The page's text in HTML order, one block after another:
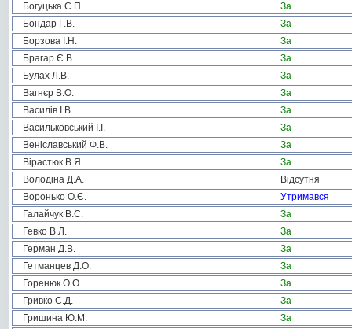
Богуцька Є.П.
За
Бондар Г.В.
За
Борзова І.Н.
За
Брагар Є.В.
За
Булах Л.В.
За
Вагнєр В.О.
За
Василів І.В.
За
Васильковський І.І.
За
Веніславський Ф.В.
За
Вірастюк В.Я.
За
Володіна Д.А.
Відсутня
Воронько О.Є.
Утримався
Галайчук В.С.
За
Гевко В.Л.
За
Герман Д.В.
За
Гетманцев Д.О.
За
Горенюк О.О.
За
Гривко С.Д.
За
Гришина Ю.М.
За